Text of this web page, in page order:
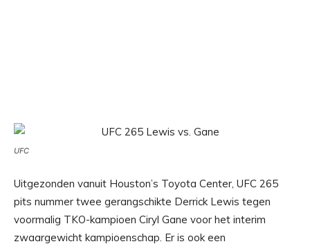
UFC
Uitgezonden vanuit Houston’s Toyota Center, UFC 265
pits nummer twee gerangschikte Derrick Lewis tegen
voormalig TKO-kampioen Ciryl Gane voor het interim
zwaargewicht kampioenschap. Er is ook een